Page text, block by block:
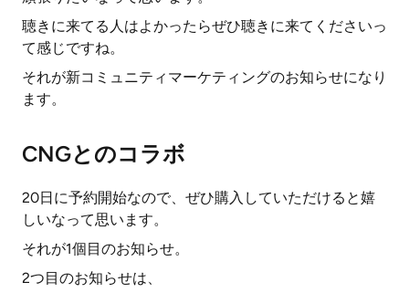
聴きに来てる人はよかったらぜひ聴きに来てくださいっ
て感じですね。
それが新コミュニティマーケティングのお知らせになり
ます。
CNGとのコラボ
20日に予約開始なので、ぜひ購入していただけると嬉
しいなって思います。
それが1個目のお知らせ。
2つ目のお知らせは、